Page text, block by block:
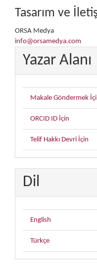
Tasarım ve
ORSA Medya
info@orsamedya.com
Yazar Alanı
Makale Göndermek
ORCID ID İçin
Telif Hakkı Devri İçin
Dil
English
Türkçe